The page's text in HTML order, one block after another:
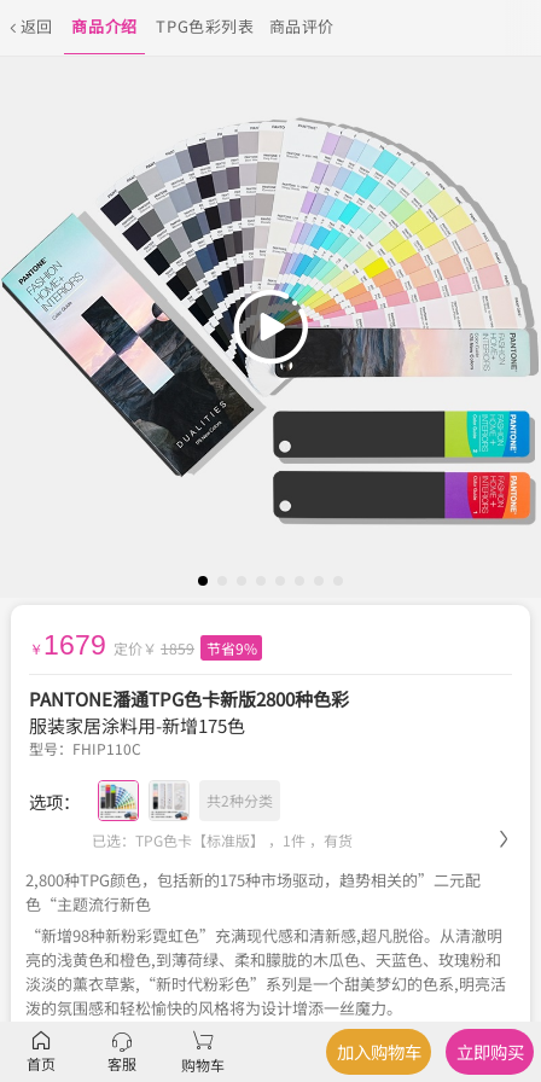
返回 商品介绍 TPG色彩列表 商品评价
￥ 1679 定价￥ 1859 节省9%
PANTONE潘通TPG色卡新版2800种色彩
服装家居涂料用-新增175色
型号： FHIP110C
选项：
共2种分类
已选：TPG色卡【标准版】 ，1件 ， 有货
2,800种TPG颜色，包括新的175种市场驱动，趋势相关的”二元配
色“主题流行新色
“新增98种新粉彩霓虹色”充满现代感和清新感,超凡脱俗。从清澈明
亮的浅黄色和橙色,到薄荷绿、柔和朦胧的木瓜色、天蓝色、玫瑰粉和
淡淡的薰衣草紫,“新时代粉彩色”系列是一个甜美梦幻的色系,明亮活
泼的氛围感和轻松愉快的风格将为设计增添一丝魔力。
“新增77种暗色”探索色彩的基本原理,突出介乎黑白之间的各种细微
色彩差别。从黑到白的渐变色显示,这些灰色、暖色和冷色的色调和色
首页 客服 购物车
加入购物车 立即购买